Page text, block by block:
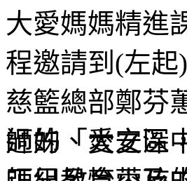
過的「愛之深